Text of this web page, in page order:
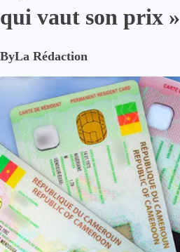
qui vaut son prix »
ByLa Rédaction